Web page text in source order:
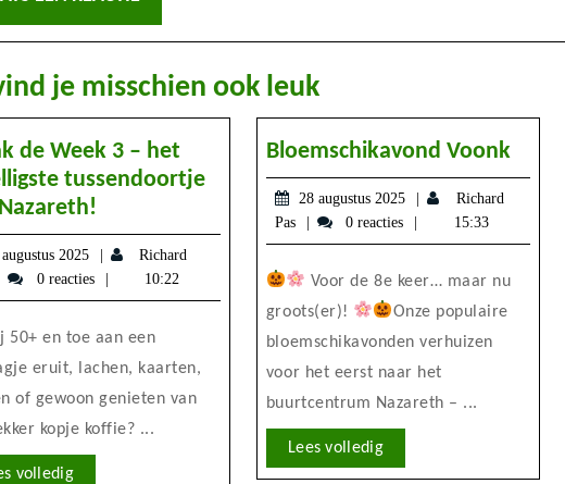
je misschien ook leuk
de Week 3 – het
tussendoortje
de
Week
3
het
gezelligste
tussendoortje
van
2025
2
augustus
2025
Richard
Richard
Pas
0 reacties 10:22
eruit, lachen, kaarten,
of gewoon genieten van
kopje koffie? ...
volledigLees
Bloemschikavond Voonk
Voonk
28 augustus 2025
28
augustus
2025
Richard
Pas
Richard
Pas
0 reacties 15:33
Voor de 8e keer… maar nu
groots(er)!
Onze populaire
bloemschikavonden verhuizen
voor het eerst naar het
buurtcentrum Nazareth – ...
Lees volledigLees
volledig